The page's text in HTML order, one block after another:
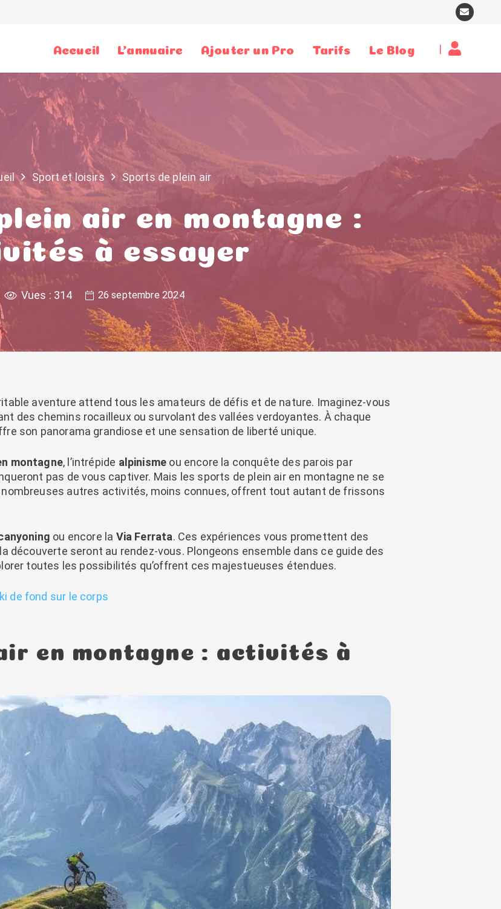
Accueil L’annuaire Ajouter un Pro Tarifs Le Blog |
Sport et loisirs Sports de plein air
air en montagne :
à essayer
Vues : 314 26 septembre 2024
aventure attend tous les amateurs de défis et de nature. Imaginez-vous
des chemins rocailleux ou survolant des vallées verdoyantes. À chaque
son panorama grandiose et une sensation de liberté unique.
montagne, l’intrépide alpinisme ou encore la conquête des parois par
pas de vous captiver. Mais les sports de plein air en montagne ne se
autres activités, moins connues, offrent tout autant de frissons
ou encore la Via Ferrata. Ces expériences vous promettent des
découverte seront au rendez-vous. Plongeons ensemble dans ce guide des
toutes les possibilités qu’offrent ces majestueuses étendues.
de fond sur le corps
en montagne : activités à